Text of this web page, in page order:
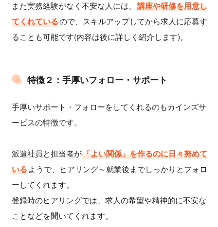
また実務経験がなく不安な人には、 講座や研修を用意し
てくれているので、スキルアップしてから求人に応募す
ることも可能です(内容は後に詳しく紹介します)。
特徴２：手厚いフォロー・サポート
手厚いサポート・フォローをしてくれるのもカインズサ
ービスの特徴です。
派遣社員と担当者が「よい関係」を作るのに日々努めて
いるようで、ヒアリング～就業後までしっかりとフォロ
ーしてくれます。
登録時のヒアリングでは、求人の希望や精神的に不安な
ことなどを聞いてくれます。